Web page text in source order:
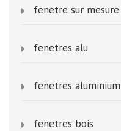
fenetre sur mesure
fenetres alu
fenetres aluminium
fenetres bois